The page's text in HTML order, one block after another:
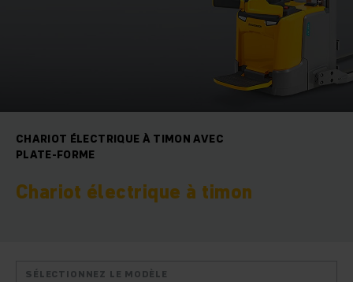
CHARIOT ÉLECTRIQUE À TIMON AVEC
PLATE-FORME
Chariot électrique à timon
SÉLECTIONNEZ LE MODÈLE